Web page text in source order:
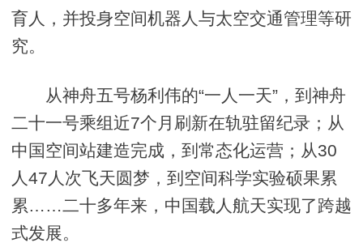
育人，并投身空间机器人与太空交通管理等研
究。
从神舟五号杨利伟的“一人一天”，到神舟
二十一号乘组近7个月刷新在轨驻留纪录；从
中国空间站建造完成，到常态化运营；从30
人47人次飞天圆梦，到空间科学实验硕果累
累……二十多年来，中国载人航天实现了跨越
式发展。